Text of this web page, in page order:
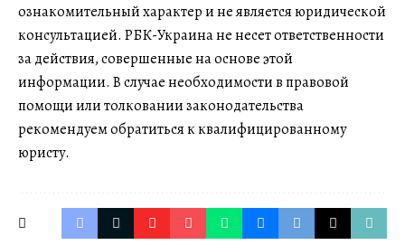
ознакомительный характер и не является юридической
консультацией. РБК-Украина не несет ответственности
за действия, совершенные на основе этой
информации. В случае необходимости в правовой
помощи или толковании законодательства
рекомендуем обратиться к квалифицированному
юристу.